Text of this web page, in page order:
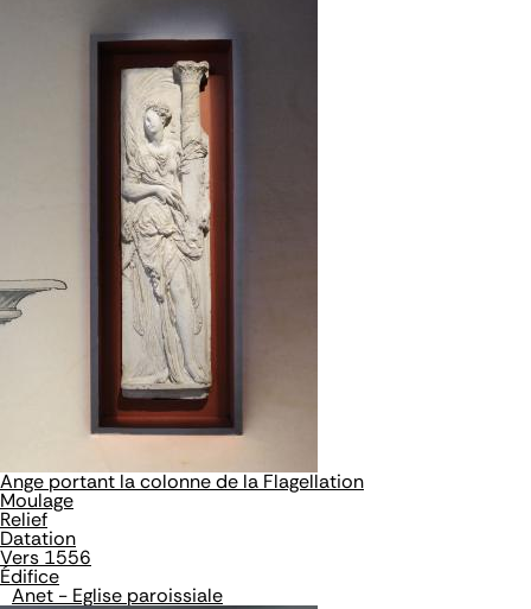
Ange portant la colonne de la Flagellation
Moulage
Relief
Datation
Vers 1556
Édifice
Anet - Eglise paroissiale